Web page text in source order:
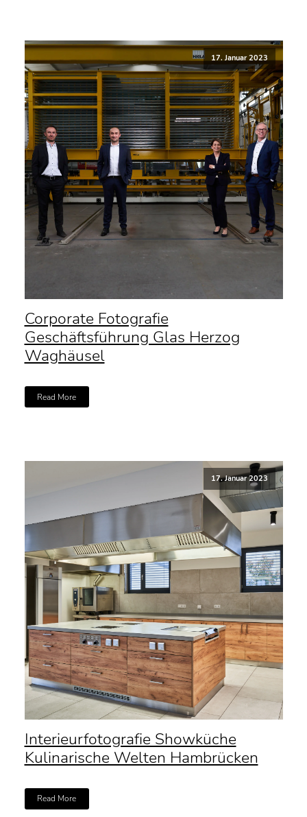
17. Januar 2023
Corporate Fotografie
Geschäftsführung Glas Herzog
Waghäusel
Read More
17. Januar 2023
Interieurfotografie Showküche
Kulinarische Welten Hambrücken
Read More